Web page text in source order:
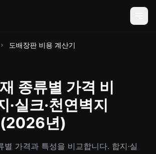
도배장판 비용 계산기
종류별 가격 비
·실크·천연벽지
(2026년)
별 가격과 특성을 비교합니다. 합지·실